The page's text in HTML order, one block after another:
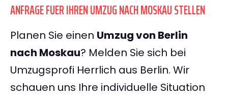
ANFRAGE FUER IHREN UMZUG NACH MOSKAU STELLEN
Planen Sie einen Umzug von Berlin
nach Moskau? Melden Sie sich bei
Umzugsprofi Herrlich aus Berlin. Wir
schauen uns Ihre individuelle Situation